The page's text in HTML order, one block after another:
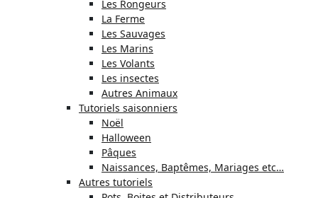
Les Rongeurs
La Ferme
Les Sauvages
Les Marins
Les Volants
Les insectes
Autres Animaux
Tutoriels saisonniers
Noël
Halloween
Pâques
Naissances, Baptêmes, Mariages etc…
Autres tutoriels